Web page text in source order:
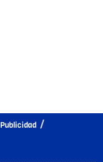
Publicidad